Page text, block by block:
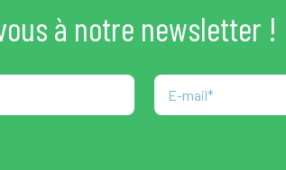
à notre newsletter !